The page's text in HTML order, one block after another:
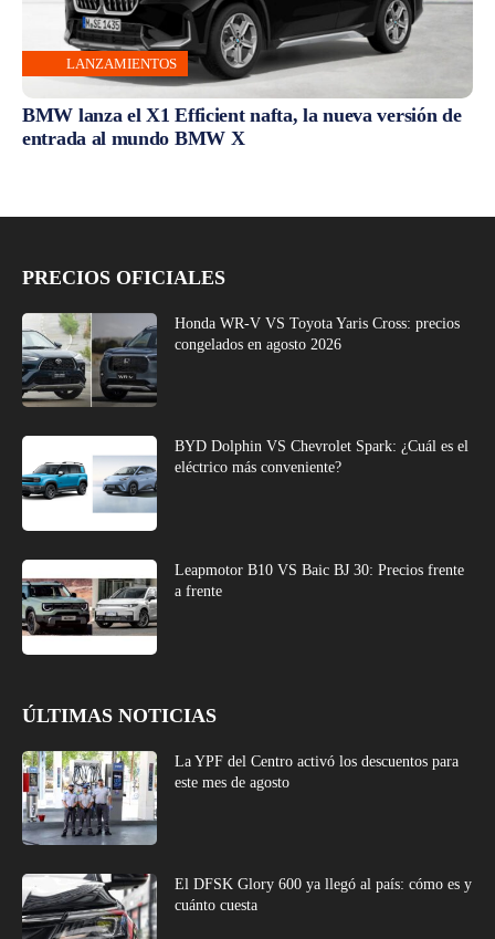
LANZAMIENTOS
BMW lanza el X1 Efficient nafta, la nueva versión de
entrada al mundo BMW X
PRECIOS OFICIALES
Honda WR-V VS Toyota Yaris Cross: precios
congelados en agosto 2026
BYD Dolphin VS Chevrolet Spark: ¿Cuál es el
eléctrico más conveniente?
Leapmotor B10 VS Baic BJ 30: Precios frente
a frente
ÚLTIMAS NOTICIAS
La YPF del Centro activó los descuentos para
este mes de agosto
El DFSK Glory 600 ya llegó al país: cómo es y
cuánto cuesta